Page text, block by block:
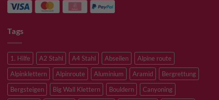
Tags
1. Hilfe A2 Stahl A4 Stahl Abseilen
Alpine route
Alpinklettern
Alpinroute Aluminium Aramid
Bergrettung
Bergsteigen
Big Wall Klettern Bouldern
Canyoning